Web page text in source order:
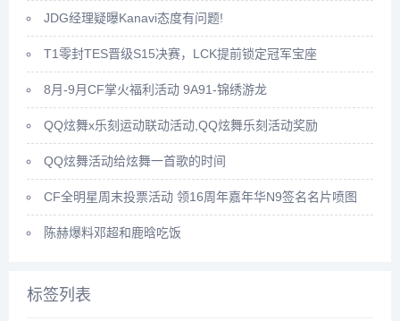
JDG经理疑曝Kanavi态度有问题!
T1零封TES晋级S15决赛，LCK提前锁定冠军宝座
8月-9月CF掌火福利活动 9A91-锦绣游龙
QQ炫舞x乐刻运动联动活动,QQ炫舞乐刻活动奖励
QQ炫舞活动给炫舞一首歌的时间
CF全明星周末投票活动 领16周年嘉年华N9签名名片喷图
陈赫爆料邓超和鹿晗吃饭
标签列表